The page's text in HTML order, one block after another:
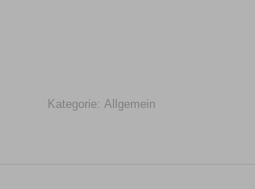
Kategorie: Allgemein